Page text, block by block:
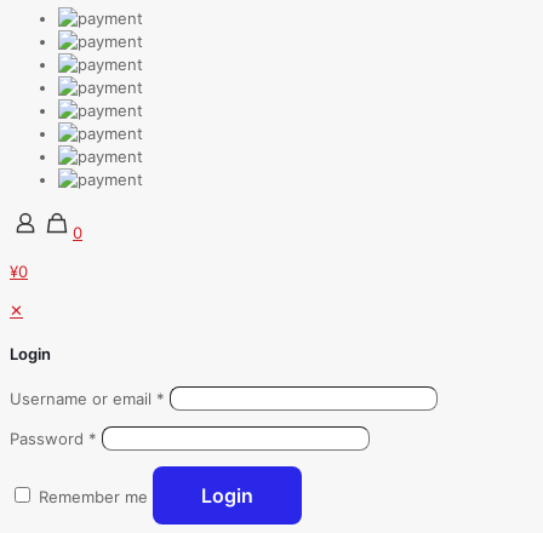
0
¥0
✕
Login
Username or email *
Password *
Remember me Login